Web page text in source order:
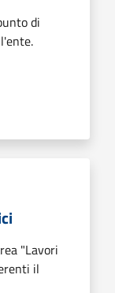
di
"Lavori
il